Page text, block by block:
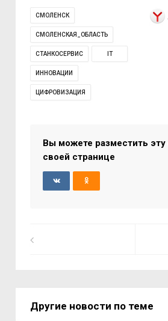
СМОЛЕНСК
СМОЛЕНСКАЯ_ОБЛАСТЬ
СТАНКОСЕРВИС IT
ИННОВАЦИИ
ЦИФРОВИЗАЦИЯ
Вы можете разместить эту
своей странице
Другие новости по теме